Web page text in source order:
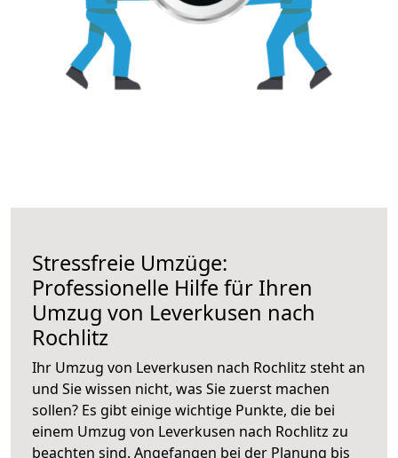
Stressfreie Umzüge:
Professionelle Hilfe für Ihren
Umzug von Leverkusen nach
Rochlitz
Ihr Umzug von Leverkusen nach Rochlitz steht an
und Sie wissen nicht, was Sie zuerst machen
sollen? Es gibt einige wichtige Punkte, die bei
einem Umzug von Leverkusen nach Rochlitz zu
beachten sind. Angefangen bei der Planung bis